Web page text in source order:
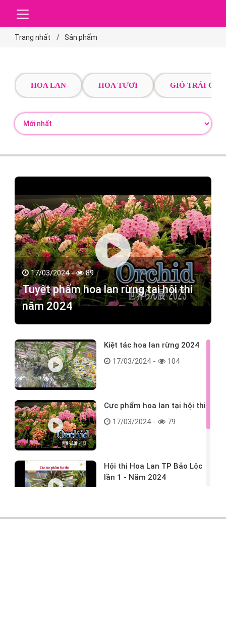
Trang nhất Sản phẩm
HOA LAN HOA TƯƠI GIỎ TRÁI CÂY
17/03/2024 - 89
Tuyệt phẩm hoa lan rừng tại hội thi
năm 2024
Kiệt tác hoa lan rừng 2024
17/03/2024 -
104
Cực phẩm hoa lan tại hội thi
17/03/2024 -
79
Hội thi Hoa Lan TP Bảo Lộc
lần 1 - Năm 2024